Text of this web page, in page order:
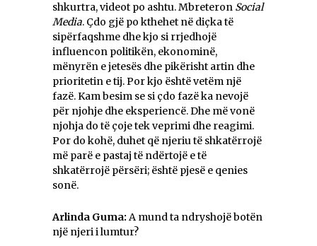
shkurtra, videot po ashtu. Mbreteron Social
Media. Çdo gjë po kthehet në diçka të
sipërfaqshme dhe kjo si rrjedhojë
influencon politikën, ekonominë,
mënyrën e jetesës dhe pikërisht artin dhe
prioritetin e tij. Por kjo është vetëm një
fazë. Kam besim se si çdo fazë ka nevojë
për njohje dhe eksperiencë. Dhe më vonë
njohja do të çoje tek veprimi dhe reagimi.
Por do kohë, duhet që njeriu të shkatërrojë
më parë e pastaj të ndërtojë e të
shkatërrojë përsëri; është pjesë e qenies
sonë.
Arlinda Guma: A mund ta ndryshojë botën
një njeri i lumtur?